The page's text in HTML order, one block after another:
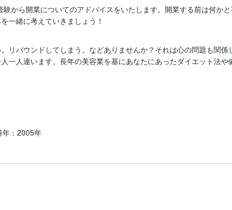
から開業についてのアドバイスをいたします。開業する前は何か
一緒に考えていきましょう！
リバウンドしてしまう。などありませんか？それは心の問題も関係
一人違います。長年の美容業を基にあなたにあったダイエット法や
年：2005年